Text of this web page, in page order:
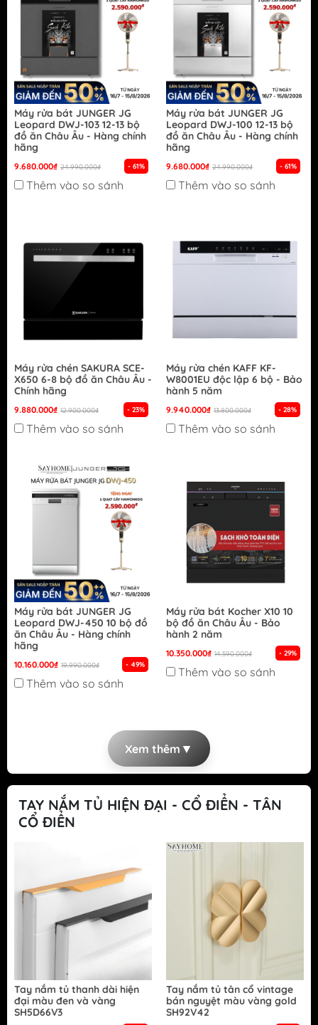
Máy rửa bát JUNGER JG
Leopard DWJ-103 12-13 bộ
đồ ăn Châu Âu - Hàng chính
hãng
9.680.000₫ 24.990.000₫ - 61%
Thêm vào so sánh
Máy rửa bát JUNGER JG
Leopard DWJ-100 12-13 bộ
đồ ăn Châu Âu - Hàng chính
hãng
9.680.000₫ 24.990.000₫ - 61%
Thêm vào so sánh
Máy rửa chén SAKURA SCE-
X650 6-8 bộ đồ ăn Châu Âu -
Chính hãng
9.880.000₫ 12.900.000₫ - 23%
Thêm vào so sánh
Máy rửa chén KAFF KF-
W8001EU độc lập 6 bộ - Bảo
hành 5 năm
9.940.000₫ 13.800.000₫ - 28%
Thêm vào so sánh
Máy rửa bát JUNGER JG
Leopard DWJ-450 10 bộ đồ
ăn Châu Âu - Hàng chính
hãng
10.160.000₫ 19.990.000₫ - 49%
Thêm vào so sánh
Máy rửa bát Kocher X10 10
bộ đồ ăn Châu Âu - Bảo
hành 2 năm
10.350.000₫ 14.590.000₫ - 29%
Thêm vào so sánh
Xem thêm ▼
TAY NẮM TỦ HIỆN ĐẠI - CỔ ĐIỂN - TÂN
CỔ ĐIỂN
Tay nắm tủ thanh dài hiện
đại màu đen và vàng
SH5D66V3
Tay nắm tủ tân cổ vintage
bán nguyệt màu vàng gold
SH92V42